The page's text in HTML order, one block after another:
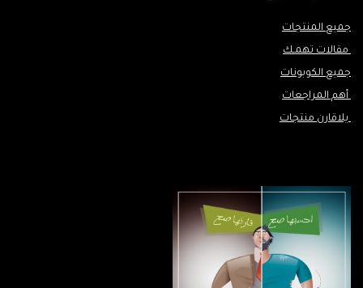
جميع المنتجات
مقالات تهمـك
جميع الكوبونات
أهم المراجعات
يلاقارن منتجات